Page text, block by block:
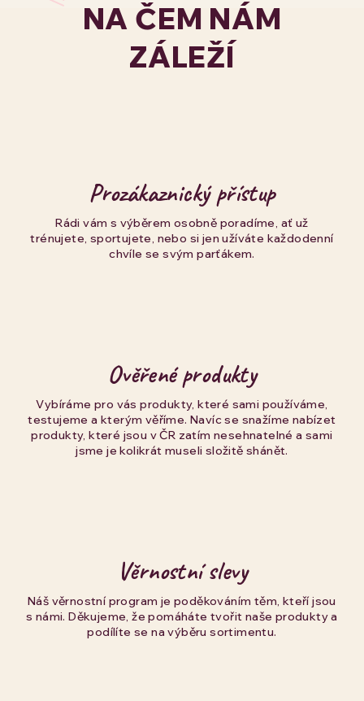
NA ČEM NÁM
ZÁLEŽÍ
Prozákaznický přístup
Rádi vám s výběrem osobně poradíme, ať už
trénujete, sportujete, nebo si jen užíváte každodenní
chvíle se svým parťákem.
Ověřené produkty
Vybíráme pro vás produkty, které sami používáme,
testujeme a kterým věříme. Navíc se snažíme nabízet
produkty, které jsou v ČR zatím nesehnatelné a sami
jsme je kolikrát museli složitě shánět.
Věrnostní slevy
Náš věrnostní program je poděkováním těm, kteří jsou
s námi. Děkujeme, že pomáháte tvořit naše produkty a
podílíte se na výběru sortimentu.